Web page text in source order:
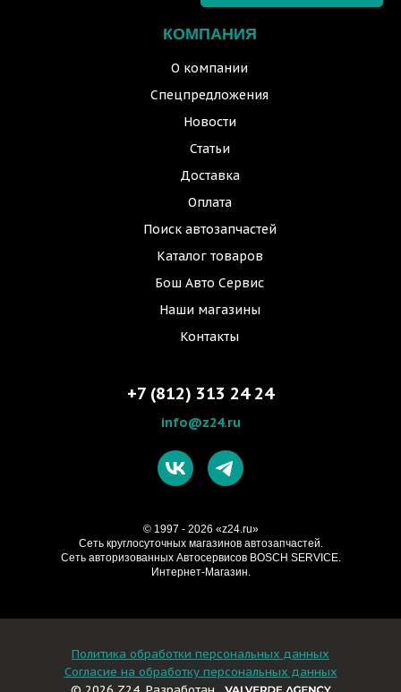
КОМПАНИЯ
О компании
Спецпредложения
Новости
Статьи
Доставка
Оплата
Поиск автозапчастей
Каталог товаров
Бош Авто Сервис
Наши магазины
Контакты
+7 (812) 313 24 24
info@z24.ru
© 1997 - 2026 «z24.ru»
Cеть круглосуточных магазинов автозапчастей.
Сеть авторизованных Автосервисов BOSCH SERVICE.
Интернет-Магазин.
Политика обработки персональных данных
Согласие на обработку персональных данных